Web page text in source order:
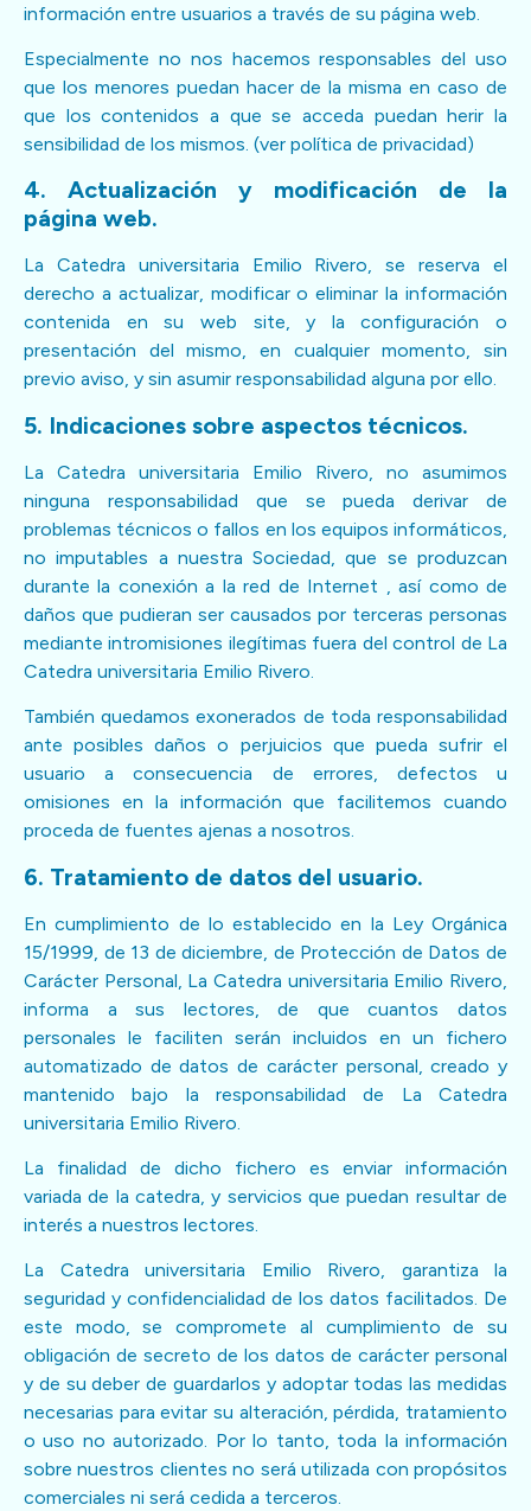
información entre usuarios a través de su página web.
Especialmente no nos hacemos responsables del uso
que los menores puedan hacer de la misma en caso de
que los contenidos a que se acceda puedan herir la
sensibilidad de los mismos. (ver política de privacidad)
4. Actualización y modificación de la
página web.
La Catedra universitaria Emilio Rivero, se reserva el
derecho a actualizar, modificar o eliminar la información
contenida en su web site, y la configuración o
presentación del mismo, en cualquier momento, sin
previo aviso, y sin asumir responsabilidad alguna por ello.
5. Indicaciones sobre aspectos técnicos.
La Catedra universitaria Emilio Rivero, no asumimos
ninguna responsabilidad que se pueda derivar de
problemas técnicos o fallos en los equipos informáticos,
no imputables a nuestra Sociedad, que se produzcan
durante la conexión a la red de Internet , así como de
daños que pudieran ser causados por terceras personas
mediante intromisiones ilegítimas fuera del control de La
Catedra universitaria Emilio Rivero.
También quedamos exonerados de toda responsabilidad
ante posibles daños o perjuicios que pueda sufrir el
usuario a consecuencia de errores, defectos u
omisiones en la información que facilitemos cuando
proceda de fuentes ajenas a nosotros.
6. Tratamiento de datos del usuario.
En cumplimiento de lo establecido en la Ley Orgánica
15/1999, de 13 de diciembre, de Protección de Datos de
Carácter Personal, La Catedra universitaria Emilio Rivero,
informa a sus lectores, de que cuantos datos
personales le faciliten serán incluidos en un fichero
automatizado de datos de carácter personal, creado y
mantenido bajo la responsabilidad de La Catedra
universitaria Emilio Rivero.
La finalidad de dicho fichero es enviar información
variada de la catedra, y servicios que puedan resultar de
interés a nuestros lectores.
La Catedra universitaria Emilio Rivero, garantiza la
seguridad y confidencialidad de los datos facilitados. De
este modo, se compromete al cumplimiento de su
obligación de secreto de los datos de carácter personal
y de su deber de guardarlos y adoptar todas las medidas
necesarias para evitar su alteración, pérdida, tratamiento
o uso no autorizado. Por lo tanto, toda la información
sobre nuestros clientes no será utilizada con propósitos
comerciales ni será cedida a terceros.